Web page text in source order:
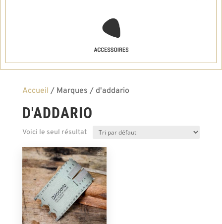
Accueil / Marques / d'addario
D'ADDARIO
Voici le seul résultat